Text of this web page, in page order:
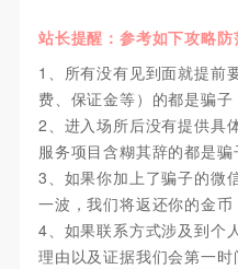
站长提醒：参考如下攻略防
1、所有没有见到面就提前
费、保证金等）的都是骗子
2、进入场所后没有提供具
服务项目含糊其辞的都是骗
3、如果你加上了骗子的微
一波，我们将返还你的金币
4、如果联系方式涉及到个
理由以及证据我们会第一时